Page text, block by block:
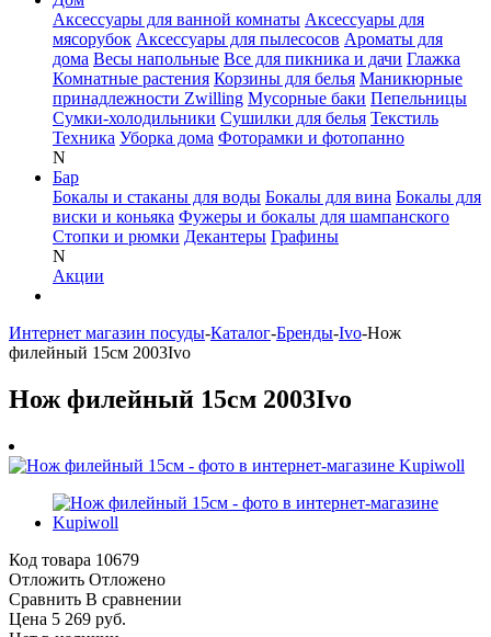
Аксессуары для ванной комнаты Аксессуары для
мясорубок Аксессуары для пылесосов Ароматы для
дома Весы напольные Все для пикника и дачи Глажка
Комнатные растения Корзины для белья Маникюрные
принадлежности Zwilling Мусорные баки Пепельницы
Сумки-холодильники Сушилки для белья Текстиль
Техника Уборка дома Фоторамки и фотопанно
N
Бар
Бокалы и стаканы для воды Бокалы для вина Бокалы для
виски и коньяка Фужеры и бокалы для шампанского
Стопки и рюмки Декантеры Графины
N
Акции
Интернет магазин посуды-Каталог-Бренды-Ivo-Нож
филейный 15см 2003Ivo
Нож филейный 15см 2003Ivo
Код товара 10679
Отложить Отложено
Сравнить В сравнении
Цена 5 269 руб.